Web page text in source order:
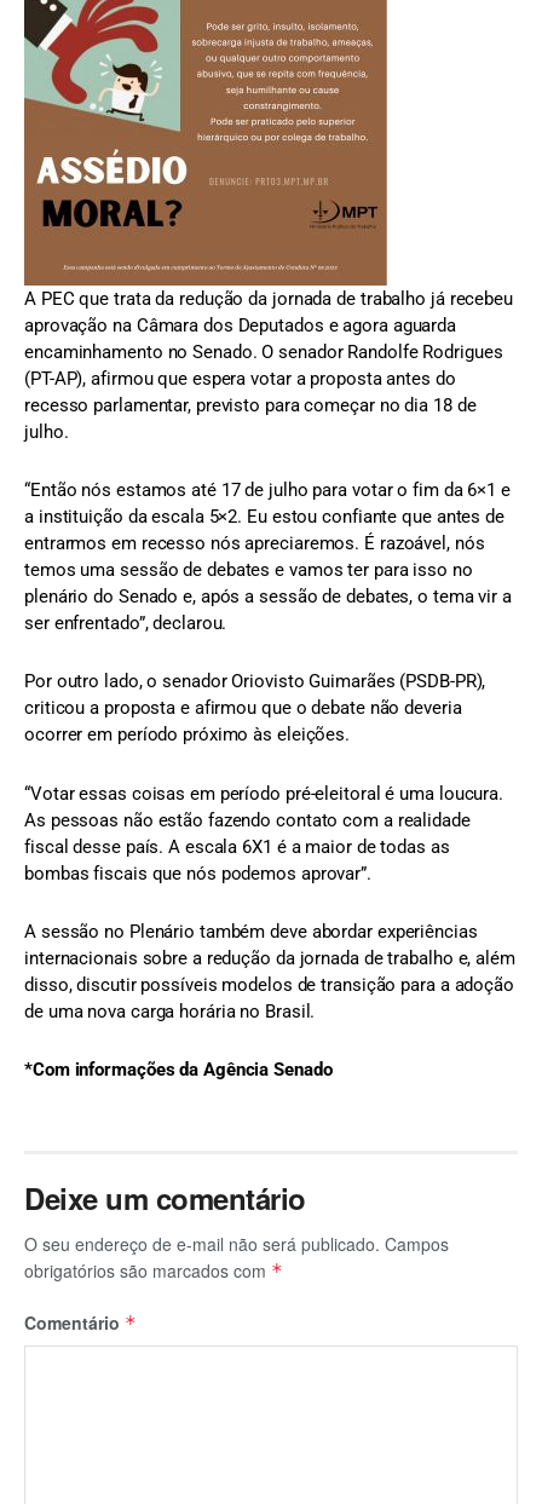
A PEC que trata da redução da jornada de trabalho já recebeu
aprovação na Câmara dos Deputados e agora aguarda
encaminhamento no Senado. O senador Randolfe Rodrigues
(PT-AP), afirmou que espera votar a proposta antes do
recesso parlamentar, previsto para começar no dia 18 de
julho.
“Então nós estamos até 17 de julho para votar o fim da 6×1 e
a instituição da escala 5×2. Eu estou confiante que antes de
entrarmos em recesso nós apreciaremos. É razoável, nós
temos uma sessão de debates e vamos ter para isso no
plenário do Senado e, após a sessão de debates, o tema vir a
ser enfrentado”, declarou.
Por outro lado, o senador Oriovisto Guimarães (PSDB-PR),
criticou a proposta e afirmou que o debate não deveria
ocorrer em período próximo às eleições.
“Votar essas coisas em período pré-eleitoral é uma loucura.
As pessoas não estão fazendo contato com a realidade
fiscal desse país. A escala 6X1 é a maior de todas as
bombas fiscais que nós podemos aprovar”.
A sessão no Plenário também deve abordar experiências
internacionais sobre a redução da jornada de trabalho e, além
disso, discutir possíveis modelos de transição para a adoção
de uma nova carga horária no Brasil.
*Com informações da Agência Senado
Deixe um comentário
O seu endereço de e-mail não será publicado. Campos
obrigatórios são marcados com *
Comentário *